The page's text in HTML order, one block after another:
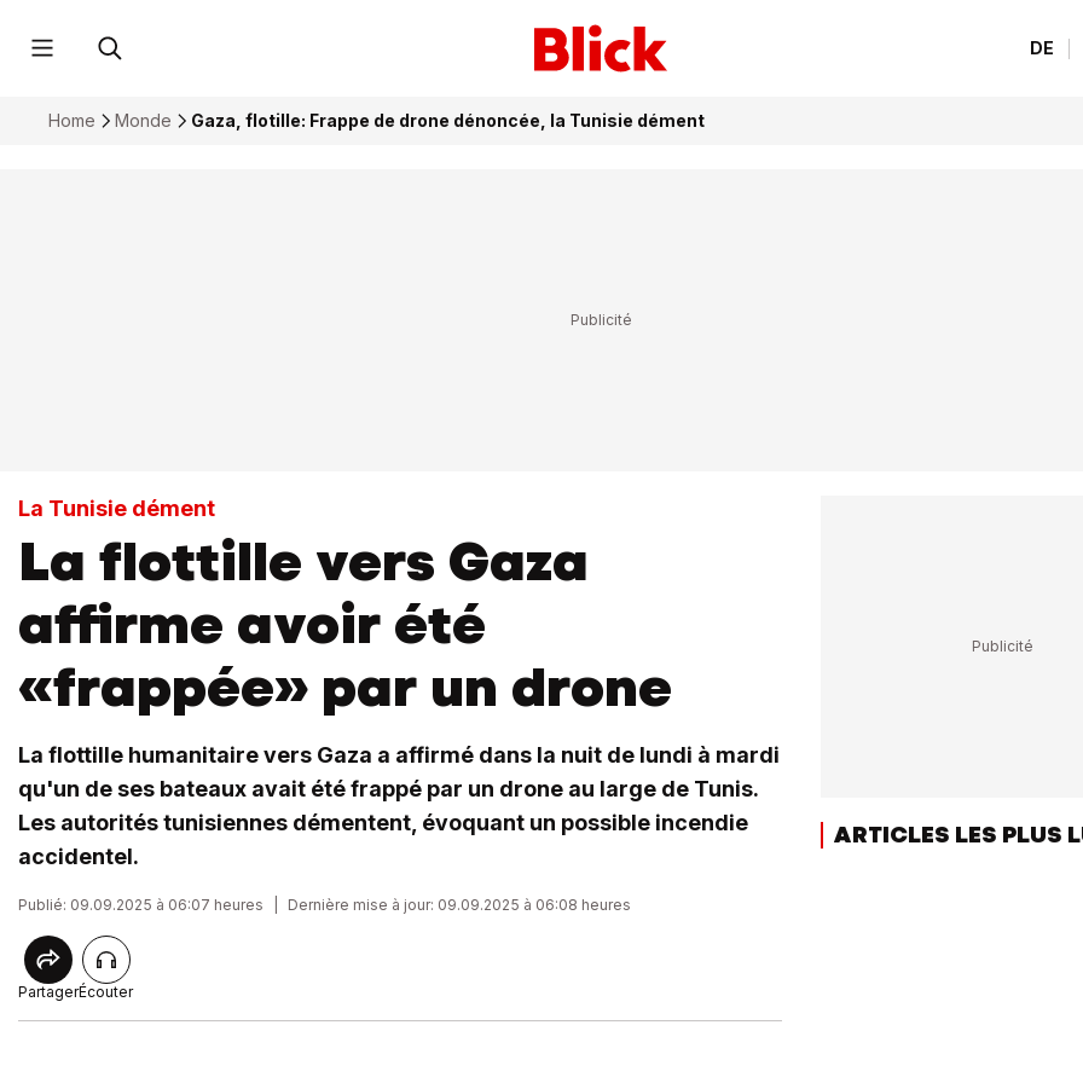
DE
Home Monde Gaza, flotille: Frappe de drone dénoncée, la Tunisie dément
La Tunisie dément
La flottille vers Gaza
affirme avoir été
«frappée» par un drone
La flottille humanitaire vers Gaza a affirmé dans la nuit de lundi à mardi
qu'un de ses bateaux avait été frappé par un drone au large de Tunis.
Les autorités tunisiennes démentent, évoquant un possible incendie
accidentel.
Publié: 09.09.2025 à 06:07 heures Dernière mise à jour: 09.09.2025 à 06:08 heures
PartagerÉcouter
ARTICLES LES PLUS